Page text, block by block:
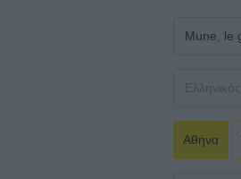
Αθήνα